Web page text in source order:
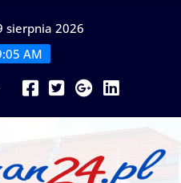
sierpnia 2026
AM